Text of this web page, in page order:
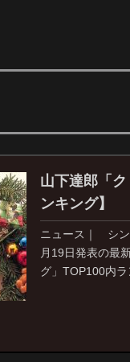
山下達郎「
ンキング】
ニュース｜ シン
月19日発表の最
グ」TOP100内